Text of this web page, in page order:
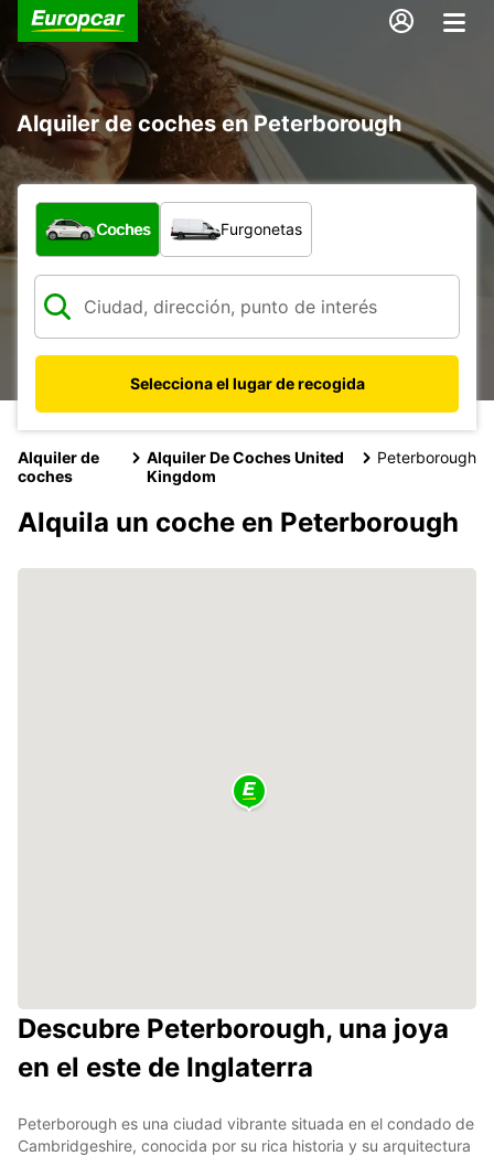
Alquiler de coches en Peterborough
¿Qué tipo de vehículo?
Coches Furgonetas
Selecciona el lugar de recogida
Alquiler de
coches
Alquiler De Coches United
Kingdom
Peterborough
Alquila un coche en Peterborough
Descubre Peterborough, una joya
en el este de Inglaterra
Peterborough es una ciudad vibrante situada en el condado de
Cambridgeshire, conocida por su rica historia y su arquitectura